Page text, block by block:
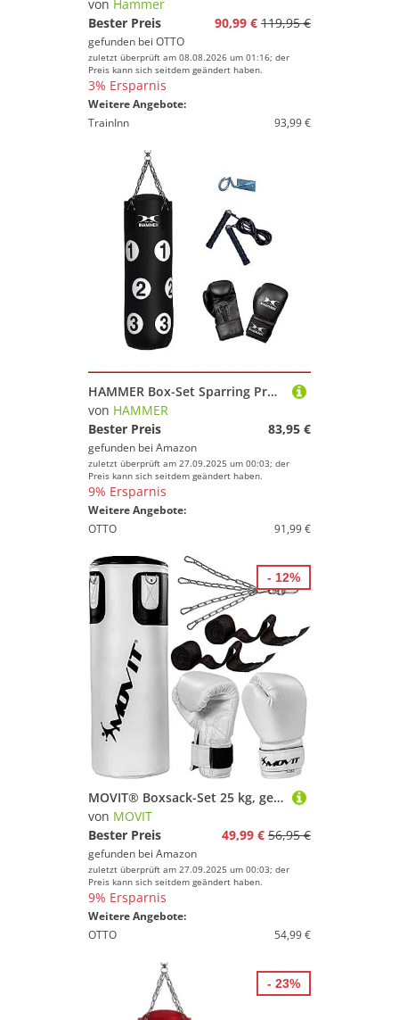
von Hammer
Bester Preis
90,99 € 119,95 €
gefunden bei OTTO
zuletzt überprüft am 08.08.2026 um 01:16; der
Preis kann sich seitdem geändert haben.
3% Ersparnis
Weitere Angebote:
TrainInn
93,99 €
HAMMER Box-Set Sparring Professional - Boxsack Set, Gefüllt, 80 cm, nummeriert mit Trefferflächen, Boxhandschuhe 10 oz, Springseil, Profi-Deckenhacken
von HAMMER
Bester Preis
83,95 €
gefunden bei Amazon
zuletzt überprüft am 27.09.2025 um 00:03; der
Preis kann sich seitdem geändert haben.
9% Ersparnis
Weitere Angebote:
OTTO
91,99 €
MOVIT® Boxsack-Set 25 kg, gefüllt, inkl. Boxsack (Höhe 80cm x Durchmesser 30cm), 12 oz Boxhandschuhe, Boxbandagen, für Erwachsene, Boxing Boxen, weiß
von MOVIT
Bester Preis
49,99 € 56,95 €
gefunden bei Amazon
zuletzt überprüft am 27.09.2025 um 00:03; der
Preis kann sich seitdem geändert haben.
9% Ersparnis
Weitere Angebote:
OTTO
54,99 €
- 12%
- 23%